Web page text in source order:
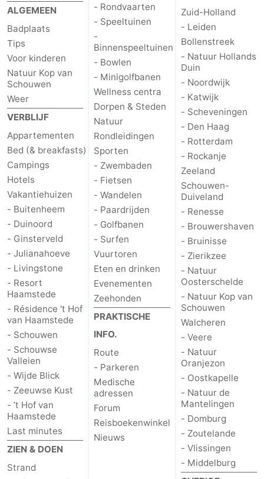
ALGEMEEN
Badplaats
Tips
Voor kinderen
Natuur Kop van
Schouwen
Weer
VERBLIJF
Appartementen
Bed (& breakfasts)
Campings
Hotels
Vakantiehuizen
- Buitenheem
- Duinoord
- Ginsterveld
- Julianahoeve
- Livingstone
- Resort
Haamstede
- Résidence 't Hof
van Haamstede
- Schouwen
- Schouwse
Valleien
- Wijde Blick
- Zeeuwse Kust
- ’t Hof van
Haamstede
Last minutes
ZIEN & DOEN
Strand
- Rondvaarten
- Speeltuinen
-
Binnenspeeltuinen
- Bowlen
- Minigolfbanen
Wellness centra
Dorpen & Steden
Natuur
Rondleidingen
Sporten
- Zwembaden
- Fietsen
- Wandelen
- Paardrijden
- Golfbanen
- Surfen
Vuurtoren
Eten en drinken
Evenementen
Zeehonden
PRAKTISCHE
INFO.
Route
- Parkeren
Medische
adressen
Forum
Reisboekenwinkel
Nieuws
Zuid-Holland
- Leiden
Bollenstreek
- Natuur Hollands
Duin
- Noordwijk
- Katwijk
- Scheveningen
- Den Haag
- Rotterdam
- Rockanje
Zeeland
Schouwen-
Duiveland
- Renesse
- Brouwershaven
- Bruinisse
- Zierikzee
- Natuur
Oosterschelde
- Natuur Kop van
Schouwen
Walcheren
- Veere
- Natuur
Oranjezon
- Oostkapelle
- Natuur de
Mantelingen
- Domburg
- Zoutelande
- Vlissingen
- Middelburg